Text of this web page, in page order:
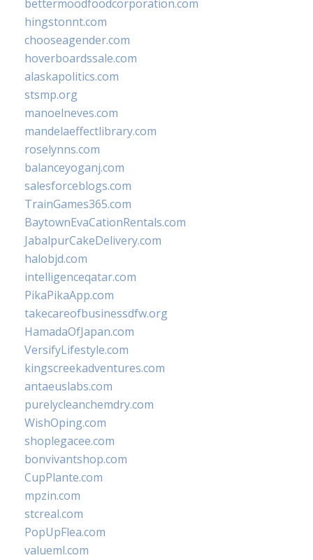
bettermoodfoodcorporation.com
hingstonnt.com
chooseagender.com
hoverboardssale.com
alaskapolitics.com
stsmp.org
manoelneves.com
mandelaeffectlibrary.com
roselynns.com
balanceyoganj.com
salesforceblogs.com
TrainGames365.com
BaytownEvaCationRentals.com
JabalpurCakeDelivery.com
halobjd.com
intelligenceqatar.com
PikaPikaApp.com
takecareofbusinessdfw.org
HamadaOfJapan.com
VersifyLifestyle.com
kingscreekadventures.com
antaeuslabs.com
purelycleanchemdry.com
WishOping.com
shoplegacee.com
bonvivantshop.com
CupPlante.com
mpzin.com
stcreal.com
PopUpFlea.com
valueml.com